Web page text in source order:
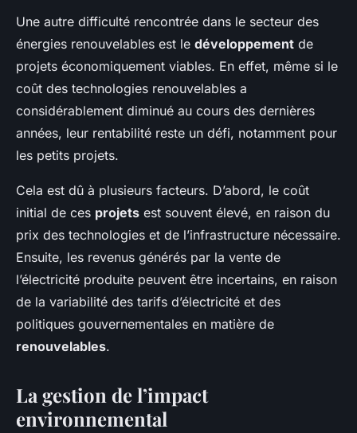
Une autre difficulté rencontrée dans le secteur des
énergies renouvelables est le développement de
projets économiquement viables. En effet, même si le
coût des technologies renouvelables a
considérablement diminué au cours des dernières
années, leur rentabilité reste un défi, notamment pour
les petits projets.
Cela est dû à plusieurs facteurs. D’abord, le coût
initial de ces projets est souvent élevé, en raison du
prix des technologies et de l’infrastructure nécessaire.
Ensuite, les revenus générés par la vente de
l’électricité produite peuvent être incertains, en raison
de la variabilité des tarifs d’électricité et des
politiques gouvernementales en matière de
renouvelables.
La gestion de l’impact
environnemental